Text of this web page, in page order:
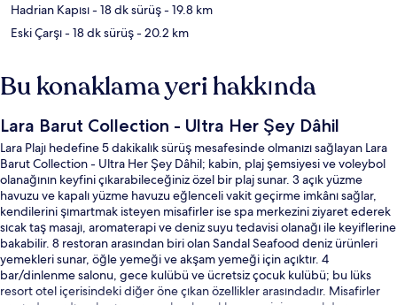
Hadrian Kapısı- 18 dk sürüş- 19.8 km
Eski Çarşı- 18 dk sürüş- 20.2 km
Bu konaklama yeri hakkında
Lara Barut Collection - Ultra Her Şey Dâhil
Lara Plajı hedefine 5 dakikalık sürüş mesafesinde olmanızı sağlayan Lara
Barut Collection - Ultra Her Şey Dâhil; kabin, plaj şemsiyesi ve voleybol
olanağının keyfini çıkarabileceğiniz özel bir plaj sunar. 3 açık yüzme
havuzu ve kapalı yüzme havuzu eğlenceli vakit geçirme imkânı sağlar,
kendilerini şımartmak isteyen misafirler ise spa merkezini ziyaret ederek
sıcak taş masajı, aromaterapi ve deniz suyu tedavisi olanağı ile keyiflerine
bakabilir. 8 restoran arasından biri olan Sandal Seafood deniz ürünleri
yemekleri sunar, öğle yemeği ve akşam yemeği için açıktır. 4
bar/dinlenme salonu, gece kulübü ve ücretsiz çocuk kulübü; bu lüks
resort otel içerisindeki diğer öne çıkan özellikler arasındadır. Misafirler